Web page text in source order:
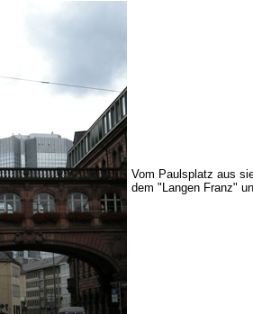
Vom Paulsplatz aus
dem "Langen Franz"